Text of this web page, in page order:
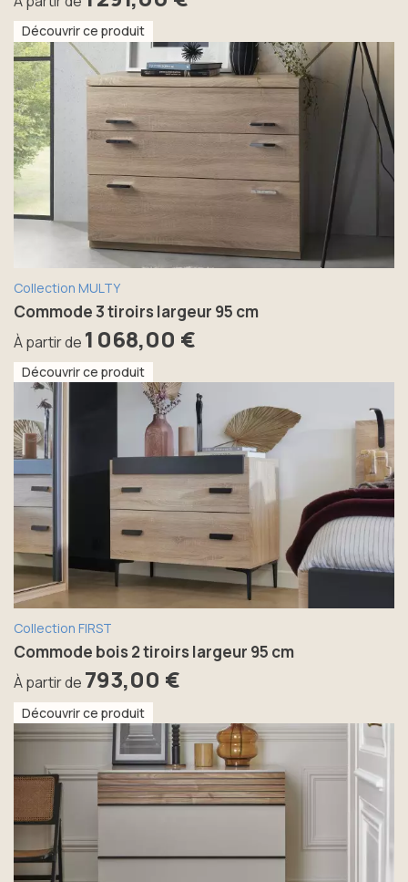
Découvrir ce produit
Collection MULTY
Commode 3 tiroirs largeur 95 cm
À partir de 1 068,00 €
Découvrir ce produit
Collection FIRST
Commode bois 2 tiroirs largeur 95 cm
À partir de 793,00 €
Découvrir ce produit